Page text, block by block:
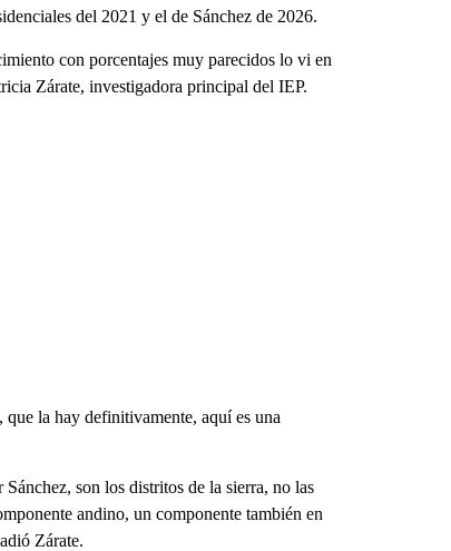
del 2021 y el de Sánchez de 2026.
con porcentajes muy parecidos lo vi en
Zárate, investigadora principal del IEP.
la hay definitivamente, aquí es una
son los distritos de la sierra, no las
andino, un componente también en
Zárate.